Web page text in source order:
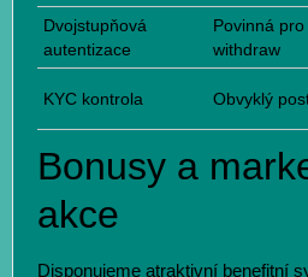
Dvojstupňová
autentizace
Povinná pro
withdraw
KYC kontrola Obvyklý
Bonusy a
akce
Disponujeme atraktivní benefitní